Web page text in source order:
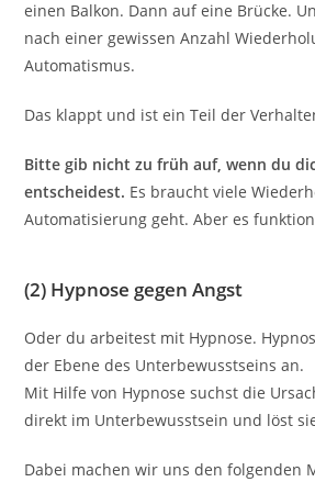
einen Balkon. Dann auf eine Brücke.
nach einer gewissen Anzahl
Automatismus.
Das klappt und ist ein Teil der
Bitte gib nicht zu früh auf, wenn du
entscheidest. Es braucht viele
Automatisierung geht. Aber es
(2) Hypnose gegen Angst
Oder du arbeitest mit Hypnose.
der Ebene des Unterbewusstseins an.
Mit Hilfe von Hypnose suchst die
direkt im Unterbewusstsein und löst
Dabei machen wir uns den folgenden